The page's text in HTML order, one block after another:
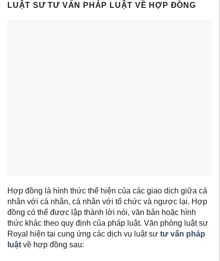
LUẬT SƯ TƯ VẤN PHÁP LUẬT VỀ HỢP ĐỒNG
Hợp đồng là hình thức thể hiện của các giao dịch giữa cá
nhân với cá nhân, cá nhân với tổ chức và ngược lại. Hợp
đồng có thể được lập thành lời nói, văn bản hoặc hình
thức khác theo quy định của pháp luật. Văn phòng luật sư
Royal hiện tại cung ứng các dịch vụ luật sư tư vấn pháp
luật về hợp đồng sau: